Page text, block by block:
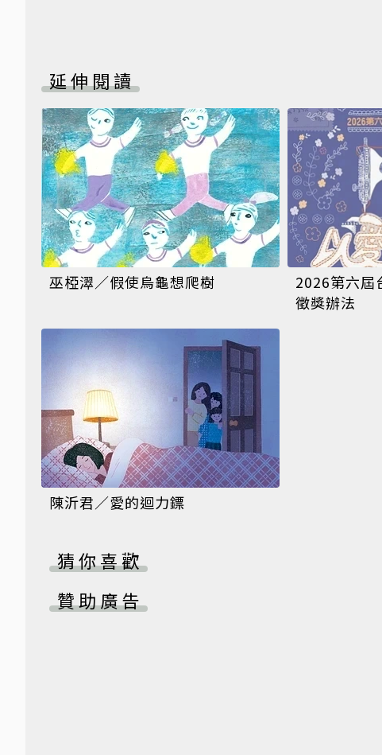
延伸閱讀
巫椏濢／假使烏龜想爬樹
2026第六屆
徵獎辦法
陳沂君／愛的迴力鏢
猜你喜歡
贊助廣告